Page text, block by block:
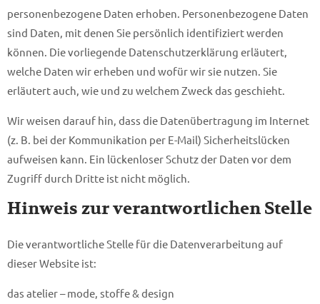
personenbezogene Daten erhoben. Personenbezogene Daten
sind Daten, mit denen Sie persönlich identifiziert werden
können. Die vorliegende Datenschutzerklärung erläutert,
welche Daten wir erheben und wofür wir sie nutzen. Sie
erläutert auch, wie und zu welchem Zweck das geschieht.
Wir weisen darauf hin, dass die Datenübertragung im Internet
(z. B. bei der Kommunikation per E-Mail) Sicherheitslücken
aufweisen kann. Ein lückenloser Schutz der Daten vor dem
Zugriff durch Dritte ist nicht möglich.
Hinweis zur verantwortlichen Stelle
Die verantwortliche Stelle für die Datenverarbeitung auf
dieser Website ist:
das atelier – mode, stoffe & design